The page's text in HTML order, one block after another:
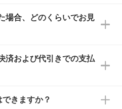
ォームにて『ゲストの
進みのうえ、ご依頼く
場合、どのくらいでお見
送りしております。混
間をいただくこともご
翌営業日以降のご連絡
済および代引きでの支払
なります。
きますか？